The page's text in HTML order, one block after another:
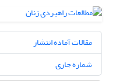
مقالات آماده انتشار
شماره جاری